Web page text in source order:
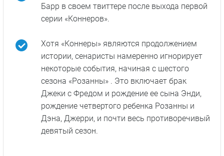
главной роли выступила комик Розаннна
Барр.
В 2018 году шоу возродили, вышел 10-й
сезон, который, однако, стал последним.
После неудачной шутки Розаннну Барр,
сравнившую темнокожую советницу Барака
Обамы Валери Джаретт с героем киносерии
«Планета обезьян», изгнали из проекта.
Обновленная версия сериала получила
название «Коннеры».